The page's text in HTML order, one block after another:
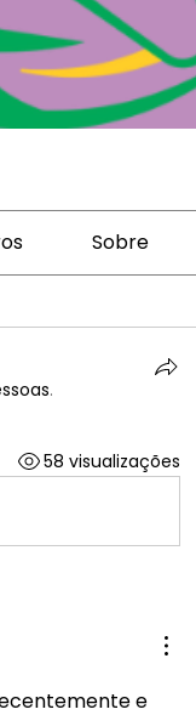
Sobre
.
58 visualizações
e